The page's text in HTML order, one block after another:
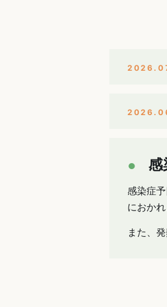
感
感染症
におか
また、